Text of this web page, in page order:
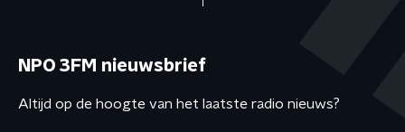
NPO 3FM nieuwsbrief
Altijd op de hoogte van het laatste radio nieuws?